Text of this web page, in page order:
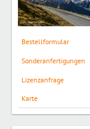
Bestellformular
Sonderanfertigungen
Lizenzanfrage
Karte